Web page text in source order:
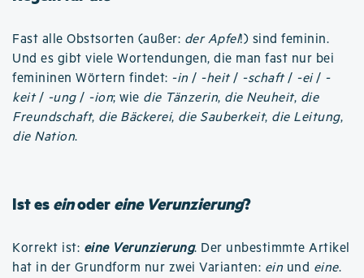
Fast alle Obstsorten (außer: der Apfel!) sind feminin.
Und es gibt viele Wortendungen, die man fast nur bei
femininen Wörtern findet: -in / -heit/ -schaft/ -ei/ -
keit/ -ung/ -ion; wie die Tänzerin, die Neuheit, die
Freundschaft, die Bäckerei, die Sauberkeit, die Leitung,
die Nation.
Ist eseinodereine Verunzierung?
Korrekt ist: eine Verunzierung. Der unbestimmte Artikel
hat in der Grundform nur zwei Varianten: ein und eine.